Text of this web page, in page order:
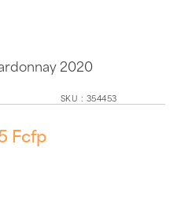
2020
SKU : 354453
Fcfp